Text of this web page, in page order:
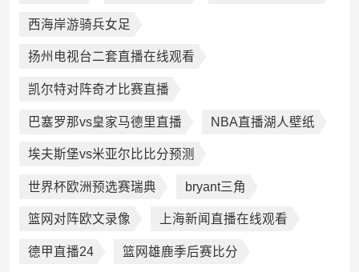
西海岸游骑兵女足
扬州电视台二套直播在线观看
凯尔特对阵奇才比赛直播
巴塞罗那vs皇家马德里直播 NBA直播湖人壁纸
埃夫斯堡vs米亚尔比比分预测
世界杯欧洲预选赛瑞典 bryant三角
篮网对阵欧文录像 上海新闻直播在线观看
德甲直播24 篮网雄鹿季后赛比分